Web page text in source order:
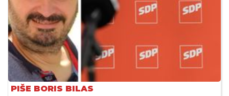
PIŠE BORIS BILAS